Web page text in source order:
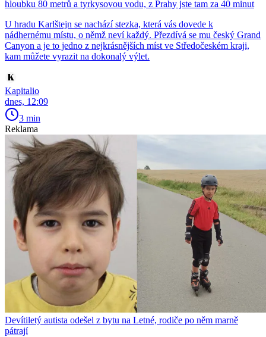
hloubku 80 metrů a tyrkysovou vodu, z Prahy jste tam za 40 minut
U hradu Karlštejn se nachází stezka, která vás dovede k
nádhernému místu, o němž neví každý. Přezdívá se mu český Grand
Canyon a je to jedno z nejkrásnějších míst ve Středočeském kraji,
kam můžete vyrazit na dokonalý výlet.
Kapitalio
dnes, 12:09
3 min
Reklama
Devítiletý autista odešel z bytu na Letné, rodiče po něm marně
pátrají